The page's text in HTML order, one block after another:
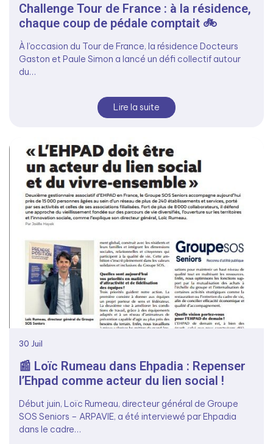
Challenge Tour de France : à la résidence,
chaque coup de pédale comptait 🚲
À l’occasion du Tour de France, la résidence Docteurs
Gaston et Paule Simon a lancé un défi collectif autour
du…
Lire la suite
30 Juil
📰 Loïc Rumeau dans Ehpadia : Repenser
l’Ehpad comme acteur du lien social !
Début juin, Loïc Rumeau, directeur général de Groupe
SOS Seniors – ARPAVIE, a été interviewé par Ehpadia
dans le cadre…